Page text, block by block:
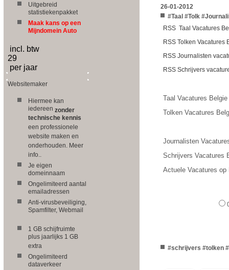
Uitgebreid
statistiekenpakket
Maak kans op een
Mijndomein Auto
incl. btw
29
per jaar
Websitemaker
Hiermee kan
iedereen zonder
technische kennis
een professionele
website maken en
onderhouden. Meer
info..
Je eigen
domeinnaam
Ongelimiteerd aantal
emailadressen
Anti-virusbeveiliging,
Spamfilter, Webmail
1 GB schijfruimte
plus jaarlijks 1 GB
extra
Ongelimiteerd
dataverkeer
26-01-2012
#Taal #Tolk
RSS Taal Vacatures
RSS Tolken Vacatures
RSS Journalisten
RSS Schrijvers
Taal Vacatures Belgie
Tolken Vacatures
Journalisten
Schrijvers Vacatures
Actuele Vacatures
#schrijvers #tolken